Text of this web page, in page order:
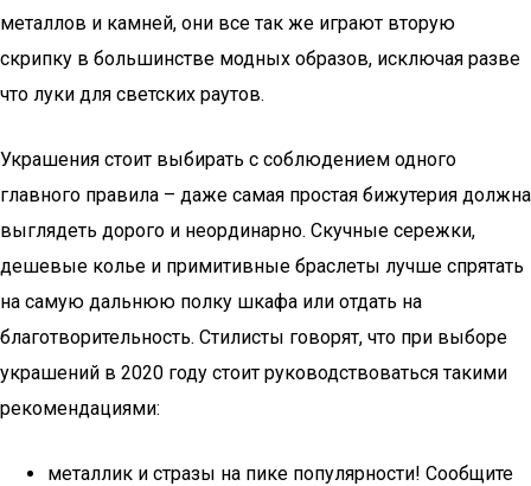
металлов и камней, они все так же играют вторую
скрипку в большинстве модных образов, исключая разве
что луки для светских раутов.
Украшения стоит выбирать с соблюдением одного
главного правила – даже самая простая бижутерия должна
выглядеть дорого и неординарно. Скучные сережки,
дешевые колье и примитивные браслеты лучше спрятать
на самую дальнюю полку шкафа или отдать на
благотворительность. Стилисты говорят, что при выборе
украшений в 2020 году стоит руководствоваться такими
рекомендациями:
металлик и стразы на пике популярности! Сообщите